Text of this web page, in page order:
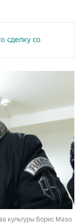
сделку со
культуры Борис Мазо